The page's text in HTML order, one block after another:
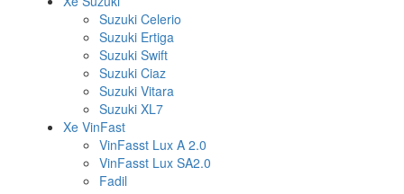
Suzuki Celerio
Suzuki Ertiga
Suzuki Swift
Suzuki Ciaz
Suzuki Vitara
Suzuki XL7
Xe VinFast
VinFasst Lux A 2.0
VinFasst Lux SA2.0
Fadil